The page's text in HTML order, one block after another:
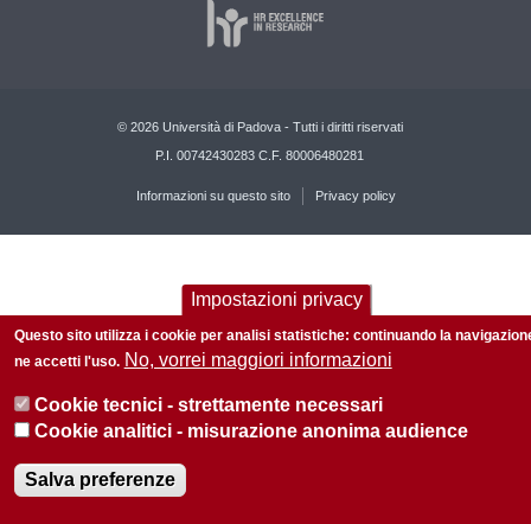
© 2026 Università di Padova - Tutti i diritti riservati
P.I. 00742430283 C.F. 80006480281
Informazioni su questo sito Privacy policy
Impostazioni privacy
Questo sito utilizza i cookie per analisi statistiche: continuando la
ne accetti l'uso. No, vorrei maggiori informazioni
Cookie tecnici - strettamente necessari
Cookie analitici - misurazione anonima audience
Salva preferenze